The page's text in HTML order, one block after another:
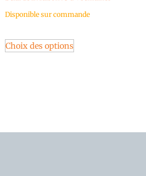
Disponible sur commande
Choix des options